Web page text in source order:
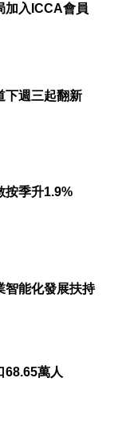
加入ICCA會員
下週三起翻新
按季升1.9%
智能化發展扶持
68.65萬人